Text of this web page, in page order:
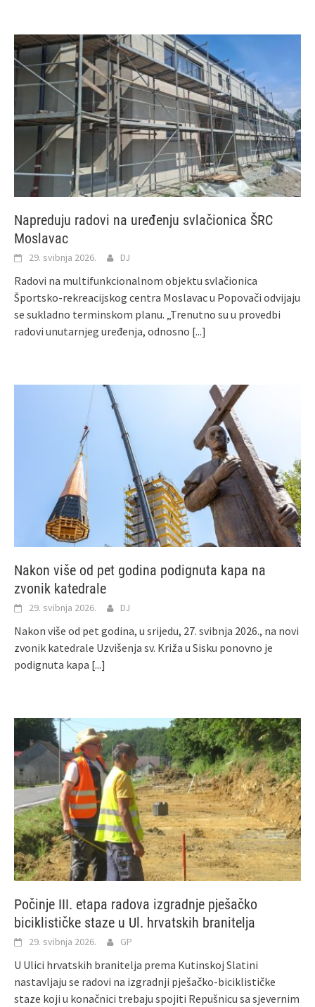
Napreduju radovi na uređenju svlačionica ŠRC
Moslavac
29. svibnja 2026. DJ
Radovi na multifunkcionalnom objektu svlačionica
Športsko-rekreacijskog centra Moslavac u Popovači odvijaju
se sukladno terminskom planu. „Trenutno su u provedbi
radovi unutarnjeg uređenja, odnosno [...]
Nakon više od pet godina podignuta kapa na
zvonik katedrale
29. svibnja 2026. DJ
Nakon više od pet godina, u srijedu, 27. svibnja 2026., na novi
zvonik katedrale Uzvišenja sv. Križa u Sisku ponovno je
podignuta kapa [...]
Počinje III. etapa radova izgradnje pješačko
biciklističke staze u Ul. hrvatskih branitelja
29. svibnja 2026. GP
U Ulici hrvatskih branitelja prema Kutinskoj Slatini
nastavljaju se radovi na izgradnji pješačko-biciklističke
staze koji u konačnici trebaju spojiti Repušnicu sa sjevernim